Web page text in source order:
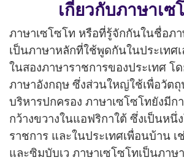
เกี่ยวกับภาษาเซ
ภาษาเซโซโท หรือที่รู้จักกันในชื่อภา
เป็นภาษาหลักที่ใช้พูดกันในประเทศ
ในสองภาษาราชการของประเทศ โ
ภาษาอังกฤษ ซึ่งส่วนใหญ่ใช้เพื่อวัตถุ
บริหารปกครอง ภาษาเซโซโทยังมีก
กว้างขวางในแอฟริกาใต้ ซึ่งเป็นหนึ่
ราชการ และในประเทศเพื่อนบ้าน
และซิมบับเว ภาษาเซโซโทเป็นภาษ